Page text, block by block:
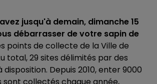
jusqu'à demain, dimanche 15
débarrasser de votre sapin de
points de collecte de la Ville de
total, 29 sites délimités par des
Depuis 2010, enter 9000